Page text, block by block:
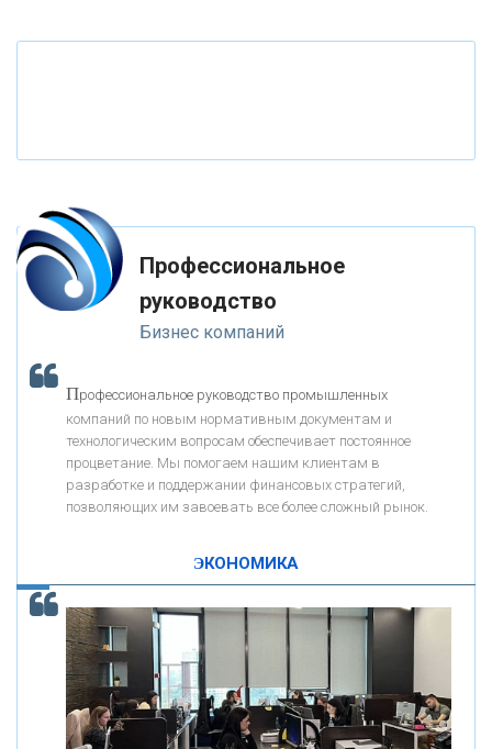
«ФК ОТКРЫТИЕ»
«ЗАПСИБКОМБАНК»
«РОСЕВРОБАНК»
«ПРЕСС-СЛУЖБА ВТБ24»
«АВТОГРАДБАНК»
ОНАС
КОНТАКТЫ
К ак Система быстрых платежей за пять лет
Профессиональное
руководство
Бизнес компаний
Профессиональное руководство промышленных
компаний по новым нормативным документам и
технологическим вопросам обеспечивает постоянное
процветание. Мы помогаем нашим клиентам в
разработке и поддержании финансовых стратегий,
позволяющих им завоевать все более сложный рынок.
ЭКОНОМИКА